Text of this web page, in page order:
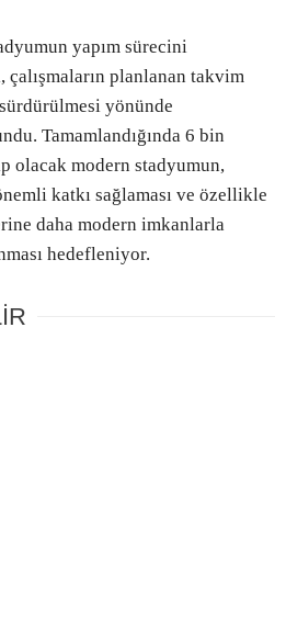
yapım sürecini
planlanan takvim
yönünde
Tamamlandığında 6 bin
olacak modern stadyumun,
katkı sağlaması ve özellikle
daha modern imkanlarla
hedefleniyor.